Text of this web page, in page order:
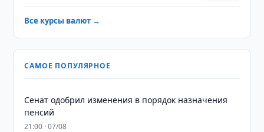
Все курсы валют →
САМОЕ ПОПУЛЯРНОЕ
Сенат одобрил изменения в порядок назначения
пенсий
21:00 · 07/08